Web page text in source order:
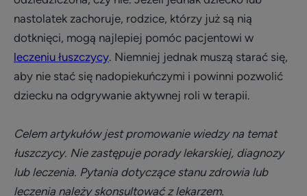
nastolatek zachoruje, rodzice, którzy już są nią
dotknięci, mogą najlepiej pomóc pacjentowi w
leczeniu łuszczycy. Niemniej jednak muszą starać się,
aby nie stać się nadopiekuńczymi i powinni pozwolić
dziecku na odgrywanie aktywnej roli w terapii.
Celem artykułów jest promowanie wiedzy na temat
łuszczycy. Nie zastępuje porady lekarskiej, diagnozy
lub leczenia. Pytania dotyczące stanu zdrowia lub
leczenia należy skonsultować z lekarzem.